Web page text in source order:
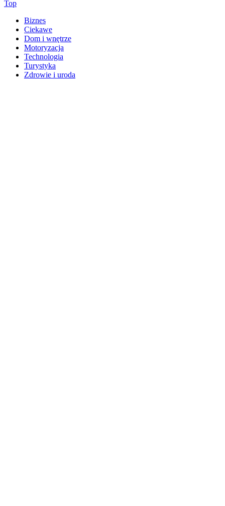
Top
Biznes
Ciekawe
Dom i wnętrze
Motoryzacja
Technologia
Turystyka
Zdrowie i uroda